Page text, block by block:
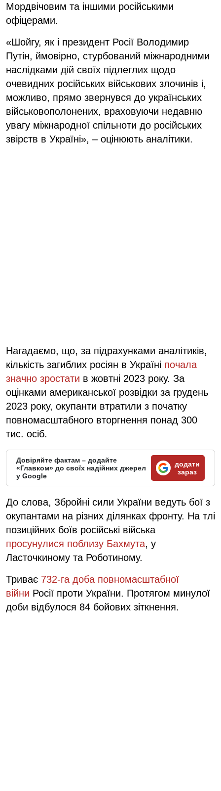
Мордвічовим та іншими російськими
офіцерами.
«Шойгу, як і президент Росії Володимир
Путін, ймовірно, стурбований міжнародними
наслідками дій своїх підлеглих щодо
очевидних російських військових злочинів і,
можливо, прямо звернувся до українських
військовополонених, враховуючи недавню
увагу міжнародної спільноти до російських
звірств в Україні», – оцінюють аналітики.
Нагадаємо, що, за підрахунками аналітиків,
кількість загиблих росіян в Україні почала
значно зростати в жовтні 2023 року. За
оцінками американської розвідки за грудень
2023 року, окупанти втратили з початку
повномасштабного вторгнення понад 300
тис. осіб.
Довіряйте фактам – додайте
«Главком» до своїх надійних джерел
у Google
додати
зараз
До слова, Збройні сили України ведуть бої з
окупантами на різних ділянках фронту. На тлі
позиційних боїв російські війська
просунулися поблизу Бахмута, у
Ласточкиному та Роботиному.
Триває 732-га доба повномасштабної
війни Росії проти України. Протягом минулої
доби відбулося 84 бойових зіткнення.